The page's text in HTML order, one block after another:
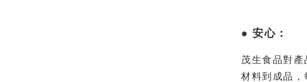
● 安心：
茂生食品對
材料到成品，